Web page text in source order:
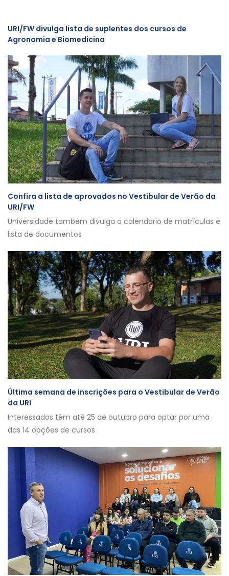
URI/FW divulga lista de suplentes dos cursos de
Agronomia e Biomedicina
Confira a lista de aprovados no Vestibular de Verão da
URI/FW
Universidade também divulga o calendário de matrículas e
lista de documentos
Última semana de inscrições para o Vestibular de Verão
da URI
Interessados têm até 25 de outubro para optar por uma
das 14 opções de cursos